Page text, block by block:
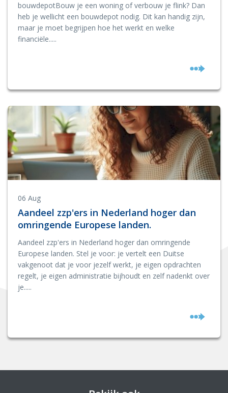
bouwdepotBouw je een woning of verbouw je flink? Dan
heb je wellicht een bouwdepot nodig. Dit kan handig zijn,
maar je moet begrijpen hoe het werkt en welke
financiële.....
06 Aug
Aandeel zzp'ers in Nederland hoger dan
omringende Europese landen.
Aandeel zzp'ers in Nederland hoger dan omringende
Europese landen. Stel je voor: je vertelt een Duitse
vakgenoot dat je voor jezelf werkt, je eigen opdrachten
regelt, je eigen administratie bijhoudt en zelf nadenkt over
je.....